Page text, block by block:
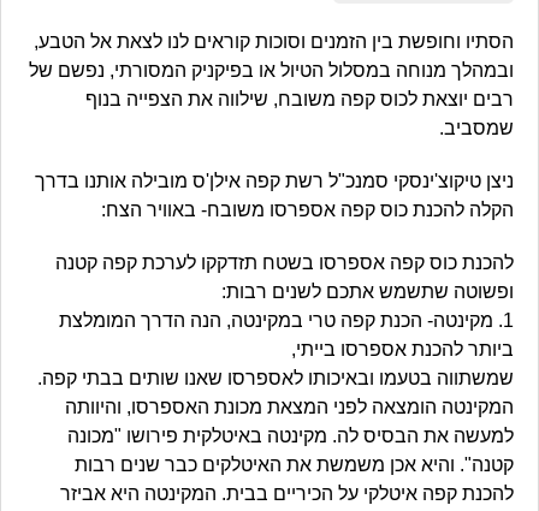
הסתיו וחופשת בין הזמנים וסוכות קוראים לנו לצאת אל הטבע,
ובמהלך מנוחה במסלול הטיול או בפיקניק המסורתי, נפשם של
רבים יוצאת לכוס קפה משובח, שילווה את הצפייה בנוף
שמסביב.
ניצן טיקוצ'ינסקי סמנכ"ל רשת קפה אילן'ס מובילה אותנו בדרך
הקלה להכנת כוס קפה אספרסו משובח- באוויר הצח:
להכנת כוס קפה אספרסו בשטח תזדקקו לערכת קפה קטנה
ופשוטה שתשמש אתכם לשנים רבות:
1. מקינטה- הכנת קפה טרי במקינטה, הנה הדרך המומלצת
ביותר להכנת אספרסו בייתי,
שמשתווה בטעמו ובאיכותו לאספרסו שאנו שותים בבתי קפה.
המקינטה הומצאה לפני המצאת מכונת האספרסו, והיוותה
למעשה את הבסיס לה. מקינטה באיטלקית פירושו "מכונה
קטנה". והיא אכן משמשת את האיטלקים כבר שנים רבות
להכנת קפה איטלקי על הכיריים בבית. המקינטה היא אביזר